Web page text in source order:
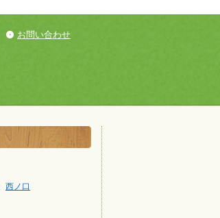
お問い合わせ
西ノ口